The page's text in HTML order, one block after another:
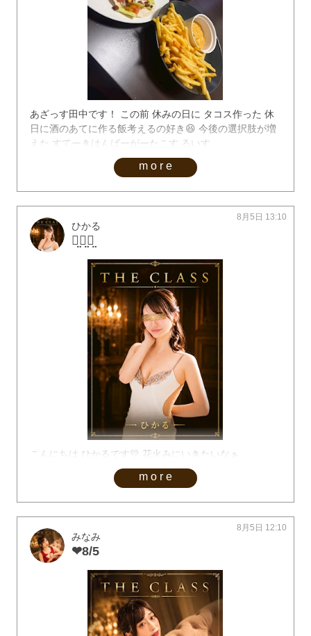
あざっす田中です！ この前 休みの日に タコス作った 休
日に酒のあてに作る飯考えるの好き😆 今後の選択肢が増
えた すてーきはんばーがーたこす るいす。
more
ひかる
ꪔ̤̮ꪔ̤̮ꪔ̤̮
8月5日 13:10
こんにちは ひかるです💛 花火みにいきたいなぁ
more
みなみ
❤︎8/5
8月5日 12:10